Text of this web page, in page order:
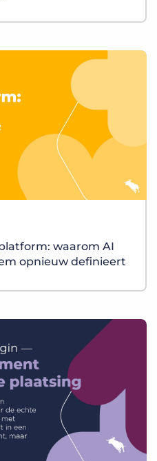
waarom AI
opnieuw definieert